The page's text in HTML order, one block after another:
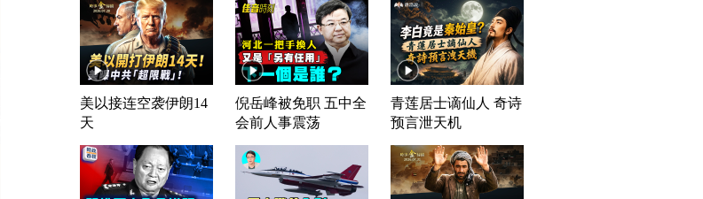
美以接连空袭伊朗14
天
倪岳峰被免职 五中全
会前人事震荡
青莲居士谪仙人 奇诗
预言泄天机